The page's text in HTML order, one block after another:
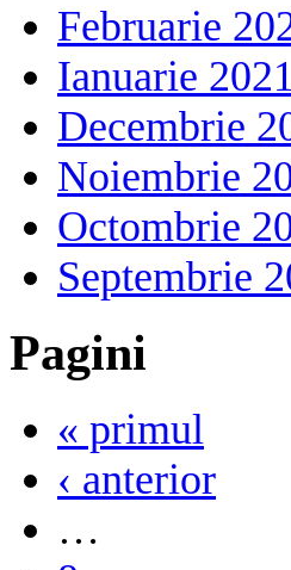
Februarie
Ianuarie 2021
Decembrie
Noiembrie
Octombrie
Septembrie
Pagini
« primul
‹ anterior
…